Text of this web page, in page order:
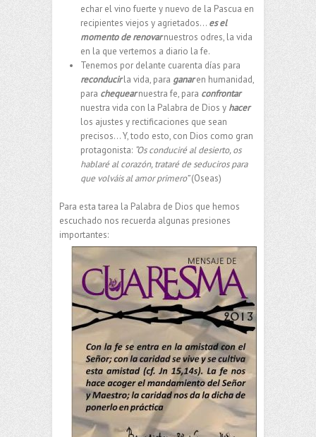
echar el vino fuerte y nuevo de la Pascua en
recipientes viejos y agrietados… es el
momento de renovarnuestros odres, la vida
en la que vertemos a diario la fe.
Tenemos por delante cuarenta días para
reconducirla vida, para ganaren humanidad,
para chequearnuestra fe, para confrontar
nuestra vida con la Palabra de Dios y hacer
los ajustes y rectificaciones que sean
precisos… Y, todo esto, con Dios como gran
protagonista: “Os conduciré al desierto, os
hablaré al corazón, trataré de seduciros para
que volváis al amor primero”(Oseas)
Para esta tarea la Palabra de Dios que hemos
escuchado nos recuerda algunas presiones
importantes: